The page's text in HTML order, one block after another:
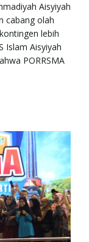
Aisyiyah
cabang olah
lebih
Islam Aisyiyah
PORRSMA